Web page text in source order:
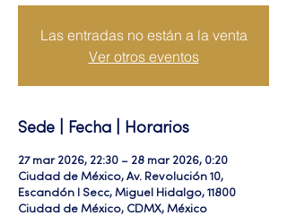
Las entradas no están a la venta
Ver otros eventos
Sede | Fecha | Horarios
27 mar 2026, 22:30 – 28 mar 2026, 0:20
Ciudad de México, Av. Revolución 10,
Escandón I Secc, Miguel Hidalgo, 11800
Ciudad de México, CDMX, México